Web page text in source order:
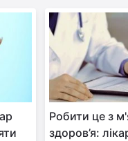
Робити це з
здоров’я: